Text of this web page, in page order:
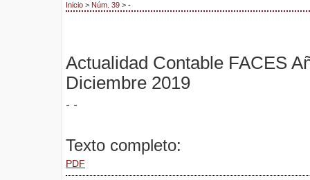
Inicio > Núm. 39 > -
Actualidad Contable FACES
Diciembre 2019
- -
Texto completo:
PDF